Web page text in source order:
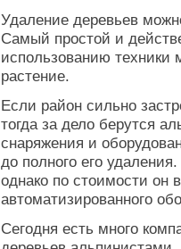
Удаление деревьев
Самый простой и
использованию техники
растение.
Если район сильно
тогда за дело берутся
снаряжения и
до полного его
однако по стоимости он
автоматизированного
Сегодня есть много